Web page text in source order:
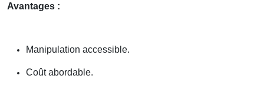
Avantages :
Manipulation accessible.
Coût abordable.